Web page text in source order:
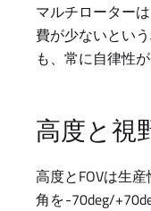
マルチローター
費が少ないとい
も、常に自律性
高度と視
高度とFOVは生
角を-70deg/